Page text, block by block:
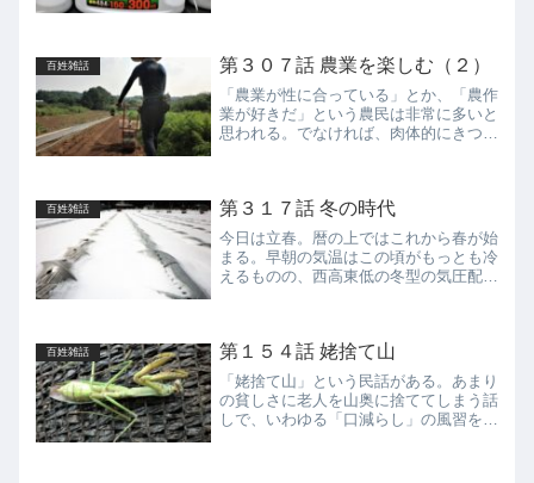
チオピアのアビシニア高原...
百姓雑話 第３０７話 農業を楽しむ（２）
「農業が性に合っている」とか、「農作
業が好きだ」という農民は非常に多いと
思われる。でなければ、肉体的にきつく
楽しい」と思っている農民...
百姓雑話 第３１７話 冬の時代
今日は立春。暦の上ではこれから春が始
まる。早朝の気温はこの頃がもっとも冷
えるものの、西高東低の冬型の気圧配置
値上がりしている。価格据...
百姓雑話 第１５４話 姥捨て山
「姥捨て山」という民話がある。あまり
の貧しさに老人を山奥に捨ててしまう話
しで、いわゆる「口減らし」の風習を描